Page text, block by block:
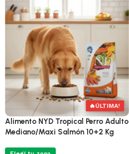
ÚLTIMAS 2
Alimento NYD Tropical Perro Adulto
Mini Cerdo 2+0,5 Kg